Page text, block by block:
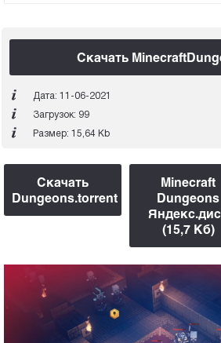
Скачать
Дата: 11-06-2021
Загрузок: 99
Размер: 15,64 Kb
Скачать
Dungeons.torrent
Minecraft
Dungeons
(15,7 Kб)